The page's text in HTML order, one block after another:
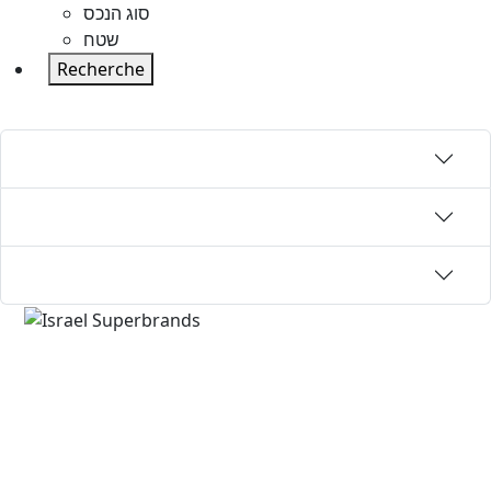
סוג הנכס
שטח
Recherche